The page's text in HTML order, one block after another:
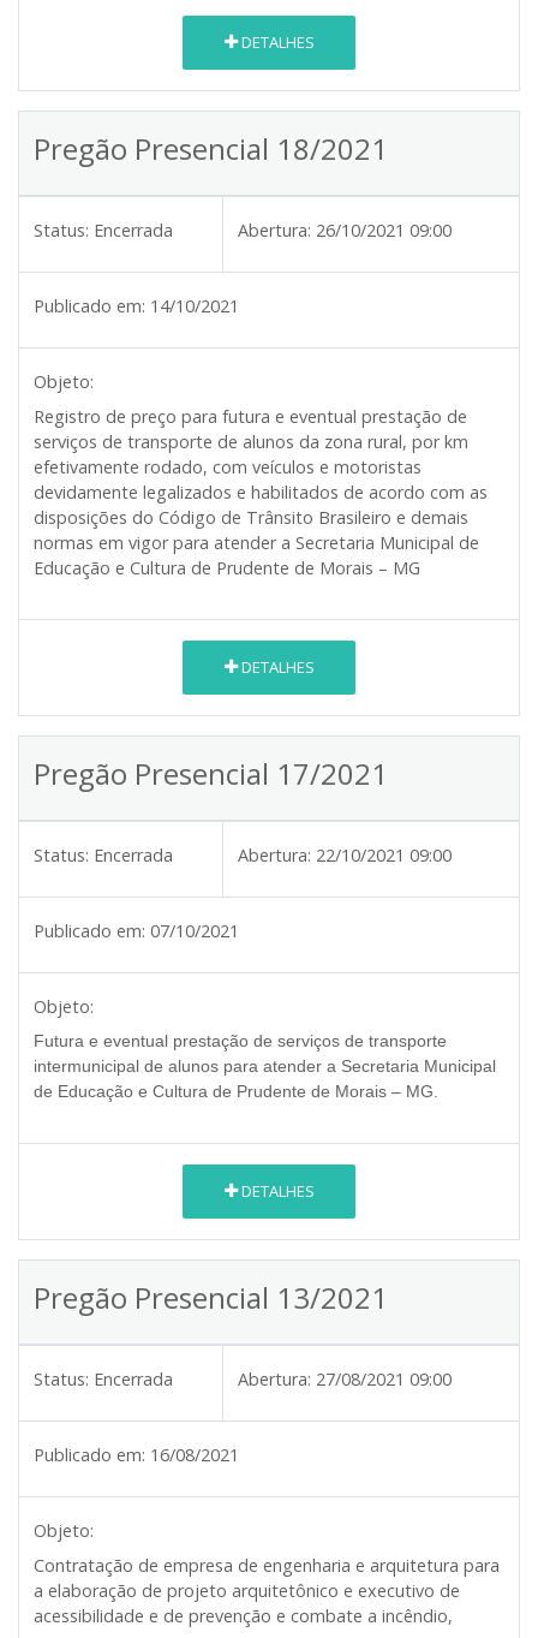
DETALHES
Pregão Presencial 18/2021
Status: Encerrada Abertura: 26/10/2021 09:00
Publicado em: 14/10/2021
Objeto:
Registro de preço para futura e eventual prestação de
serviços de transporte de alunos da zona rural, por km
efetivamente rodado, com veículos e motoristas
devidamente legalizados e habilitados de acordo com as
disposições do Código de Trânsito Brasileiro e demais
normas em vigor para atender a Secretaria Municipal de
Educação e Cultura de Prudente de Morais – MG
DETALHES
Pregão Presencial 17/2021
Status: Encerrada Abertura: 22/10/2021 09:00
Publicado em: 07/10/2021
Objeto:
Futura e eventual prestação de serviços de transporte
intermunicipal de alunos para atender a Secretaria Municipal
de Educação e Cultura de Prudente de Morais – MG.
DETALHES
Pregão Presencial 13/2021
Status: Encerrada Abertura: 27/08/2021 09:00
Publicado em: 16/08/2021
Objeto:
Contratação de empresa de engenharia e arquitetura para
a elaboração de projeto arquitetônico e executivo de
acessibilidade e de prevenção e combate a incêndio,